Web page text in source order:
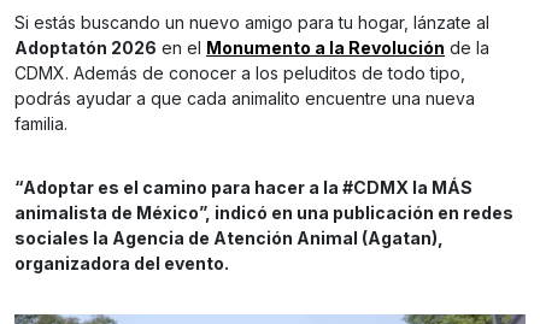
Si estás buscando un nuevo amigo para tu hogar, lánzate al
Adoptatón 2026 en el Monumento a la Revolución de la
CDMX. Además de conocer a los peluditos de todo tipo,
podrás ayudar a que cada animalito encuentre una nueva
familia.
“Adoptar es el camino para hacer a la #CDMX la MÁS
animalista de México”, indicó en una publicación en redes
sociales la Agencia de Atención Animal (Agatan),
organizadora del evento.